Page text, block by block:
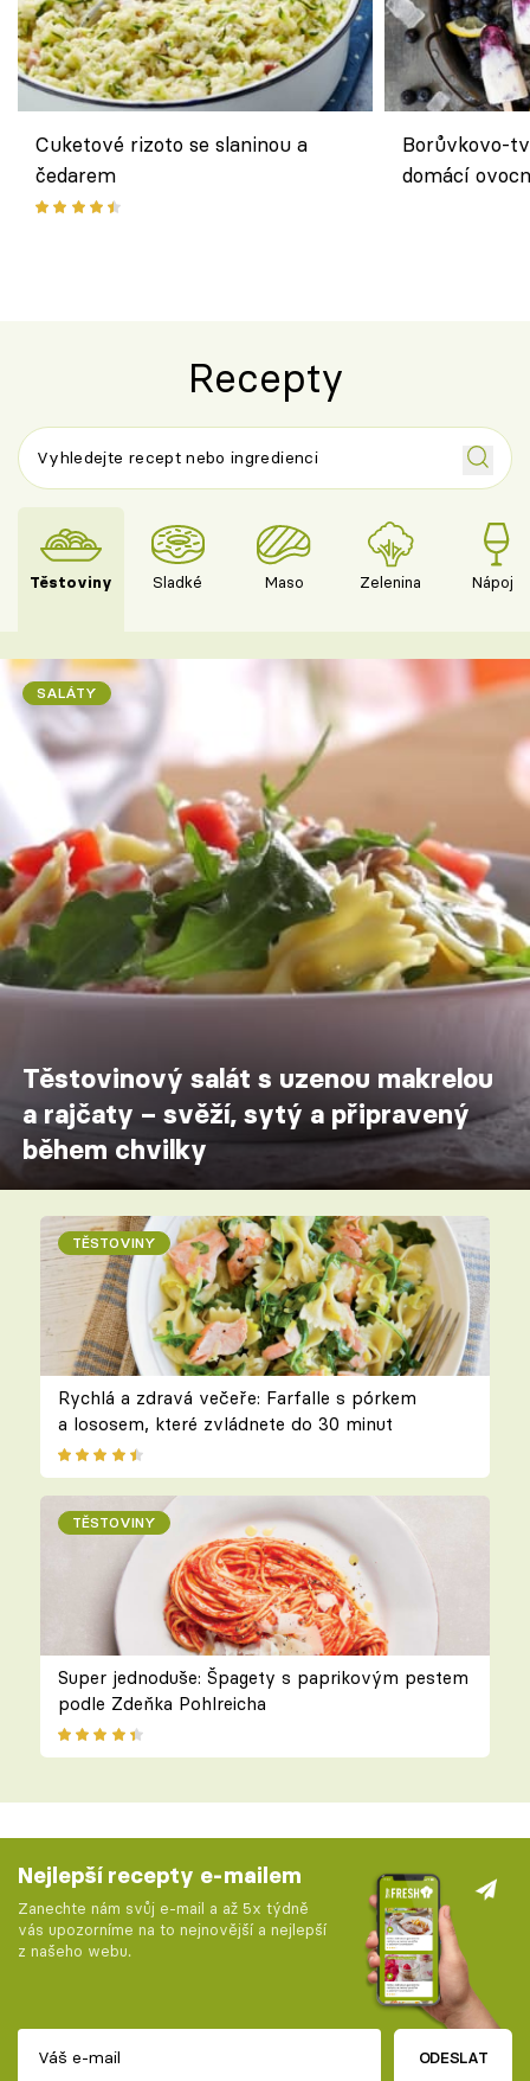
Cuketové rizoto se slaninou a
čedarem
Borůvkovo-
domácí
Recepty
Těstoviny Sladké Maso Zelenina Nápoje
SALÁTY
Těstovinový salát s uzenou makrelou
a rajčaty – svěží, sytý a připravený
během chvilky
TĚSTOVINY
Rychlá a zdravá večeře: Farfalle s pórkem
a lososem, které zvládnete do 30 minut
TĚSTOVINY
Super jednoduše: Špagety s paprikovým pestem
podle Zdeňka Pohlreicha
Nejlepší recepty e-mailem
Zanechte nám svůj e-mail a až 5x týdně
vás upozorníme na to nejnovější a nejlepší
z našeho webu.
ODESLAT